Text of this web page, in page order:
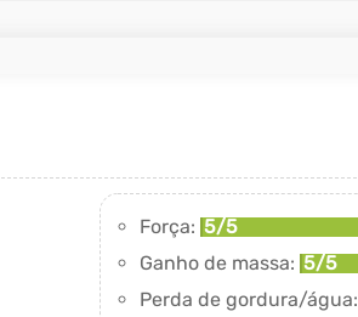
Força: 5/5
Ganho de massa: 5/5
Perda de gordura/água: